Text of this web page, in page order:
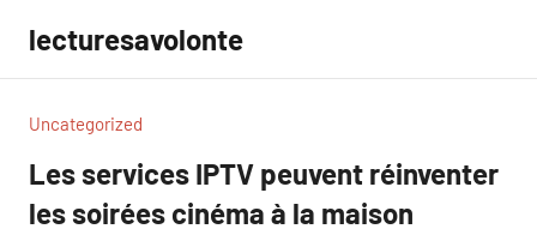
contenu
lecturesavolonte
Uncategorized
Les services IPTV peuvent réinventer
les soirées cinéma à la maison